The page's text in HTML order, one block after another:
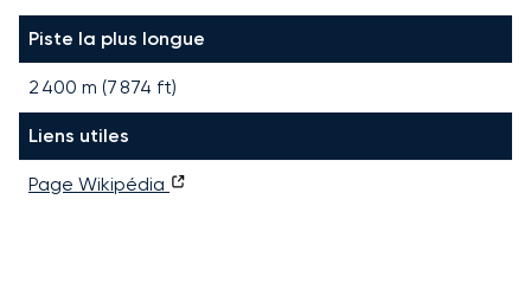
Piste la plus longue
2 400 m (7 874 ft)
Liens utiles
Page Wikipédia